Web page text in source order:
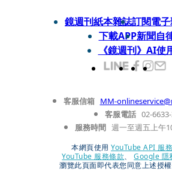
鏡週刊紙本雜誌訂閱電
下載APP新聞自
《鏡週刊》AI使
客服信箱 MM-
客服電話 02-
服務時間 週一至週五上午
本網頁使用 YouTube API 服務
YouTube 服務條款、
Google 隱
瀏覽此頁面即代表您同意上述授